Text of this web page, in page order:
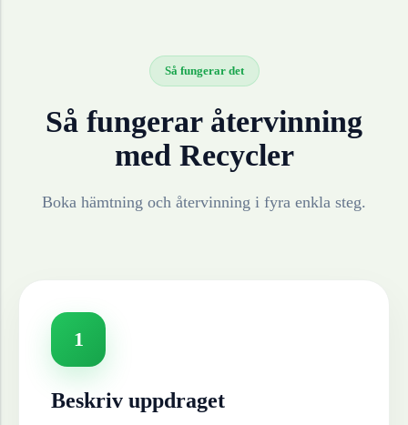
Så fungerar det
Så fungerar återvinning
med Recycler
Boka hämtning och återvinning i fyra enkla steg.
1
Beskriv uppdraget